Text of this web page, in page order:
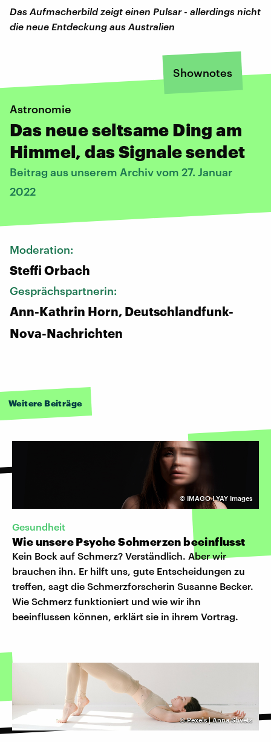
Das Aufmacherbild zeigt einen Pulsar - allerdings nicht
die neue Entdeckung aus Australien
Shownotes
Astronomie
Das neue seltsame Ding am
Himmel, das Signale sendet
Beitrag aus unserem Archiv vom 27. Januar
2022
Moderation:
Steffi Orbach
Gesprächspartnerin:
Ann-Kathrin Horn, Deutschlandfunk-
Nova-Nachrichten
Weitere Beiträge
© IMAGO I YAY Images
Gesundheit
Wie unsere Psyche Schmerzen beeinflusst
Kein Bock auf Schmerz? Verständlich. Aber wir
brauchen ihn. Er hilft uns, gute Entscheidungen zu
treffen, sagt die Schmerzforscherin Susanne Becker.
Wie Schmerz funktioniert und wie wir ihn
beeinflussen können, erklärt sie in ihrem Vortrag.
©Pexels | Anna Shvets